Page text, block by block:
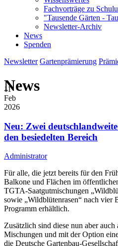
Fachvorträge zu
"Tausende Gärten -
Newsletter-Archiv
News
Spenden
Newsletter Gartenprämierung
News
11
Feb
2026
Neu: Zwei
den besiedelten Bereich
Administrator
Für alle, die jetzt bereits für den
Balkone und Flächen im
TGTA-Saatgutmischungen
sowie „Wildblütenrasen“ nach vier
Programm erhältlich.
Zusätzlich sind diese nun aber auch
Mischungen und mit der Option
die Deutsche Gartenbau-